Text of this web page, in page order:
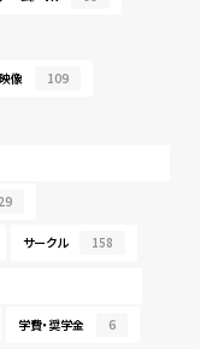
像 109
サークル 158
学費・奨学金 6